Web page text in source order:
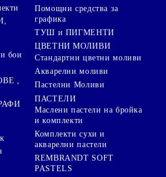
бои
,
Помощни средства за
графика
ТУШ и ПИГМЕНТИ
ЦВЕТНИ МОЛИВИ
Стандартни цветни моливи
Акварелни моливи
Пастелни Моливи
ПАСТЕЛИ
Маслени пастели на бройка
и комплекти
Комплекти сухи и
акварелни пастели
REMBRANDT SOFT
PASTELS